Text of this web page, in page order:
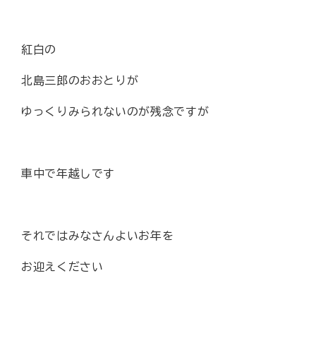
紅白の
北島三郎のおおとりが
ゆっくりみられないのが残念ですが
車中で年越しです
それではみなさんよいお年を
お迎えください